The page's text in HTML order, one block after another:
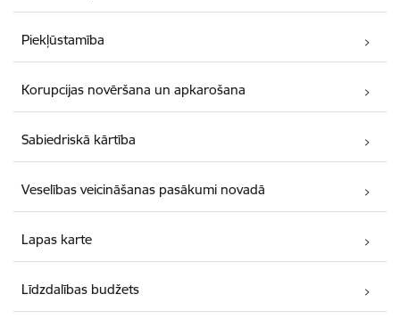
Piekļūstamība
Korupcijas novēršana un apkarošana
Sabiedriskā kārtība
Veselības veicināšanas pasākumi novadā
Lapas karte
Līdzdalības budžets